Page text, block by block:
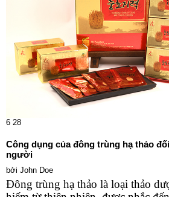
6 28
Công dụng của đông trùng hạ thảo
người
bởi John Doe
Đông trùng hạ thảo là loại thảo